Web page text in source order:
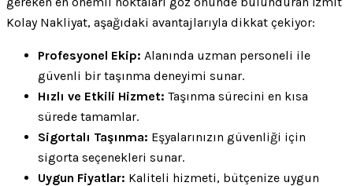
Kolay Nakliyat, aşağıdaki avantajlarıyla dikkat çekiyor:
Profesyonel Ekip: Alanında uzman personeli ile
güvenli bir taşınma deneyimi sunar.
Hızlı ve Etkili Hizmet: Taşınma sürecini en kısa
sürede tamamlar.
Sigortalı Taşınma: Eşyalarınızın güvenliği için
sigorta seçenekleri sunar.
Uygun Fiyatlar: Kaliteli hizmeti, bütçenize uygun